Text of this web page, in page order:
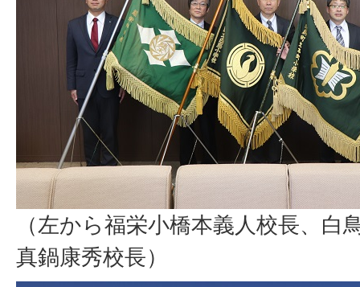
（左から福栄小橋本義人校長、白
真鍋康秀校長）